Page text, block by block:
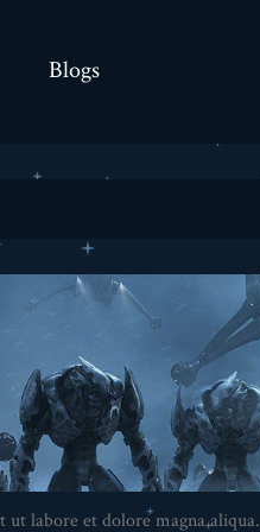
Blogs
labore et dolore magna aliqua.